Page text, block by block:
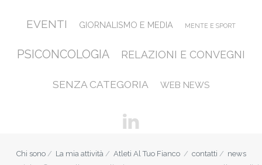
EVENTI GIORNALISMO E MEDIA MENTE E SPORT
PSICONCOLOGIA RELAZIONI E CONVEGNI
SENZA CATEGORIA WEB NEWS
Chi sono La mia attività Atleti Al Tuo Fianco contatti
news